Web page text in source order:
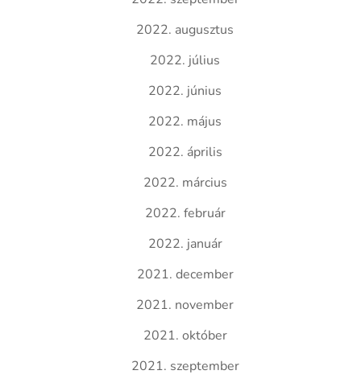
2022. augusztus
2022. július
2022. június
2022. május
2022. április
2022. március
2022. február
2022. január
2021. december
2021. november
2021. október
2021. szeptember